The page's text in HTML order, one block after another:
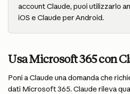
account Claude, puoi utilizzarlo
iOS e Claude per Android.
Usa Microsoft 365 con
Poni a Claude una domanda che
dati Microsoft 365. Claude rileva